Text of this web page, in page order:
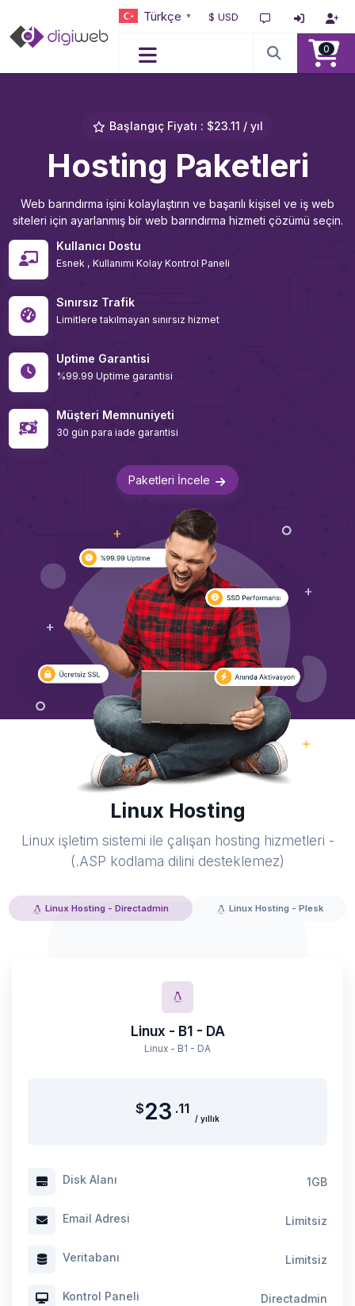
Türkçe ▼ $ USD
0
Başlangıç Fiyatı : $23.11 / yıl
Hosting Paketleri
Web barındırma işini kolaylaştırın ve başarılı kişisel ve iş web
siteleri için ayarlanmış bir web barındırma hizmeti çözümü seçin.
Kullanıcı Dostu
Esnek , Kullanımı Kolay Kontrol Paneli
Sınırsız Trafik
Limitlere takılmayan sınırsız hizmet
Uptime Garantisi
%99.99 Uptime garantisi
Müşteri Memnuniyeti
30 gün para iade garantisi
Paketleri İncele
Linux Hosting
Linux işletim sistemi ile çalışan hosting hizmetleri -
(.ASP kodlama dilini desteklemez)
Linux Hosting - Directadmin Linux Hosting - Plesk
Linux - B1 - DA
Linux - B1 - DA
$23 .11
/ yıllık
Disk Alanı 1GB
Email Adresi Limitsiz
Veritabanı Limitsiz
Kontrol Paneli Directadmin